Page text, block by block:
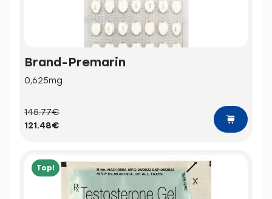
Brand-Premarin
0,625mg
145.77€
121.48€
Top!